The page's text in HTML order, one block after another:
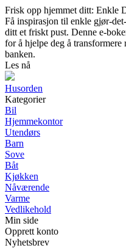
Frisk opp hjemmet ditt: Enkle
Få inspirasjon til enkle gjør-
ditt et friskt pust. Denne e-
for å hjelpe deg å
banken.
Les nå
Husorden
Kategorier
Bil
Hjemmekontor
Utendørs
Barn
Sove
Båt
Kjøkken
Nåværende
Varme
Vedlikehold
Min side
Opprett konto
Nyhetsbrev